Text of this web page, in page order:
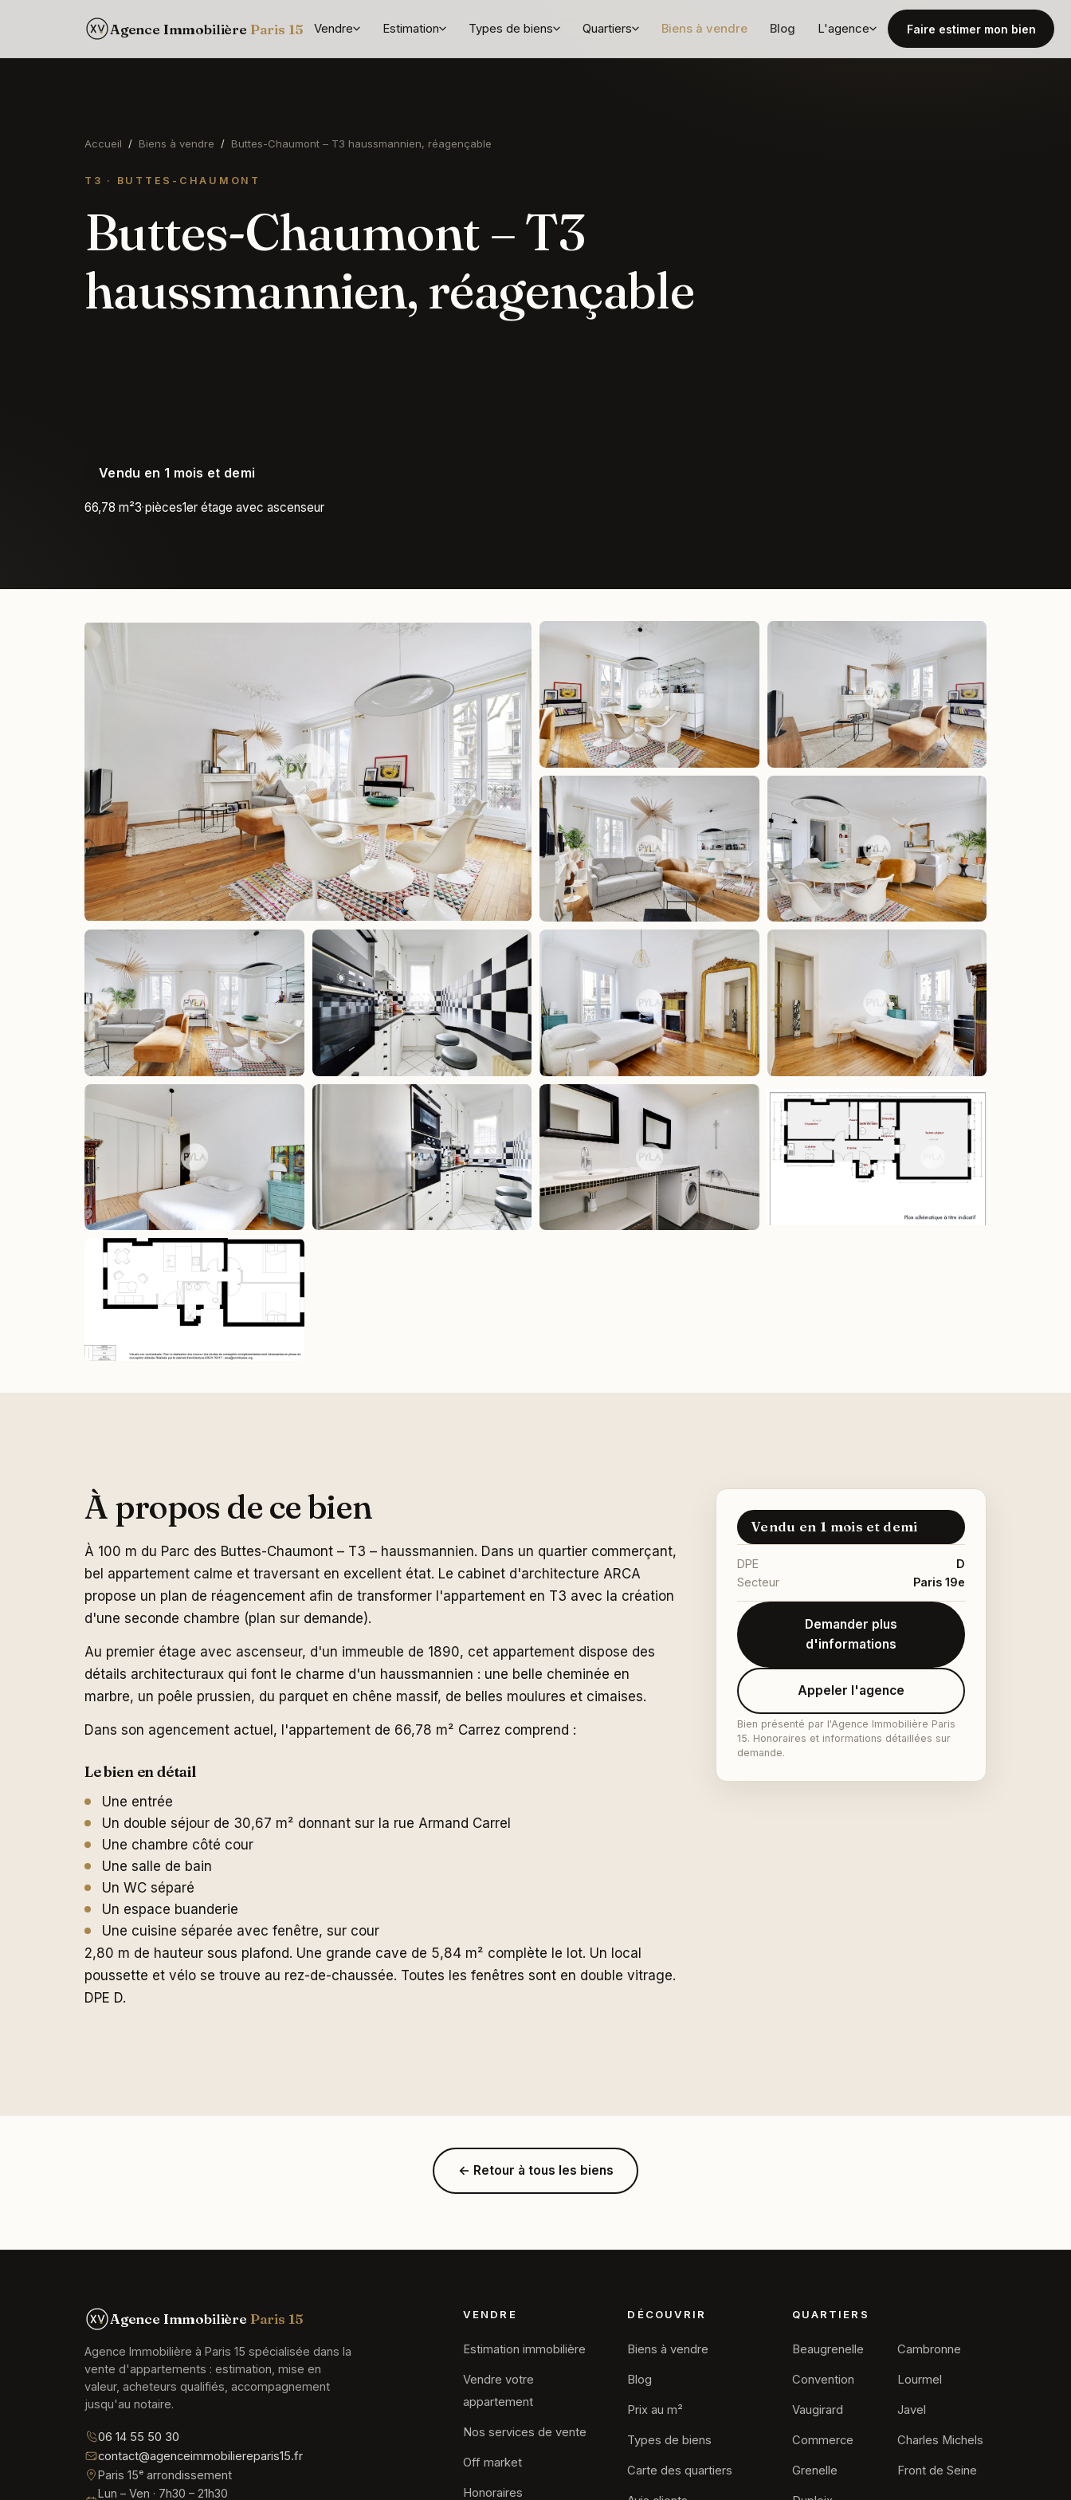
Agence Immobilière Paris 15 Vendre Estimation Types de biens Quartiers Biens à vendre Blog L'agence Faire estimer mon bien
Accueil / Biens à vendre / Buttes-Chaumont – T3 haussmannien, réagençable
T3 · BUTTES-CHAUMONT
Buttes-Chaumont – T3
haussmannien, réagençable
Vendu en 1 mois et demi
66,78 m²3 pièces1er étage avec ascenseur
À propos de ce bien
À 100 m du Parc des Buttes-Chaumont – T3 – haussmannien. Dans un quartier commerçant,
bel appartement calme et traversant en excellent état. Le cabinet d'architecture ARCA
propose un plan de réagencement afin de transformer l'appartement en T3 avec la création
d'une seconde chambre (plan sur demande).
Au premier étage avec ascenseur, d'un immeuble de 1890, cet appartement dispose des
détails architecturaux qui font le charme d'un haussmannien : une belle cheminée en
marbre, un poêle prussien, du parquet en chêne massif, de belles moulures et cimaises.
Dans son agencement actuel, l'appartement de 66,78 m² Carrez comprend :
Le bien en détail
Une entrée
Un double séjour de 30,67 m² donnant sur la rue Armand Carrel
Une chambre côté cour
Une salle de bain
Un WC séparé
Un espace buanderie
Une cuisine séparée avec fenêtre, sur cour
2,80 m de hauteur sous plafond. Une grande cave de 5,84 m² complète le lot. Un local
poussette et vélo se trouve au rez-de-chaussée. Toutes les fenêtres sont en double vitrage.
DPE D.
Vendu en 1 mois et demi
DPE
D
Secteur
Paris 19e
Demander plus
d'informations
Appeler l'agence
Bien présenté par l'Agence Immobilière Paris
15. Honoraires et informations détaillées sur
demande.
← Retour à tous les biens
Agence Immobilière Paris 15
Agence Immobilière à Paris 15 spécialisée dans la
vente d'appartements : estimation, mise en
valeur, acheteurs qualifiés, accompagnement
jusqu'au notaire.
06 14 55 50 30
contact@agenceimmobiliereparis15.fr
Paris 15ᵉ arrondissement
Lun – Ven · 7h30 – 21h30
VENDRE
Estimation immobilière
Vendre votre
appartement
Nos services de vente
Off market
Honoraires
DÉCOUVRIR
Biens à vendre
Blog
Prix au m²
Types de biens
Carte des quartiers
QUARTIERS
Beaugrenelle
Convention
Vaugirard
Commerce
Grenelle
Cambronne
Lourmel
Javel
Charles Michels
Front de Seine